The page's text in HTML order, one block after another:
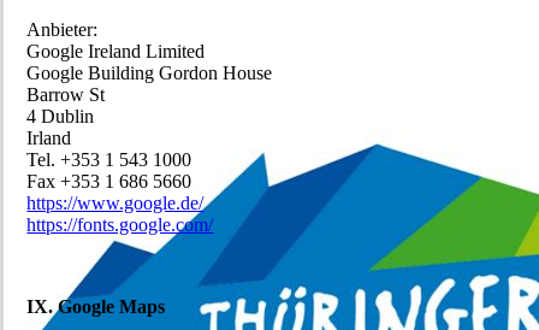
Anbieter:
Google Ireland Limited
Google Building Gordon House
Barrow St
4 Dublin
Irland
Tel. +353 1 543 1000
Fax +353 1 686 5660
https://www.google.de/
https://fonts.google.com/
IX. Google Maps